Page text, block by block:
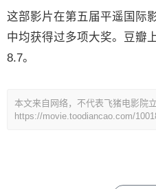
这部影片在第五届平遥国际
中均获得过多项大奖。豆瓣
8.7。
本文来自网络，不代表飞猪电影院
https://movie.toodiancao.com/